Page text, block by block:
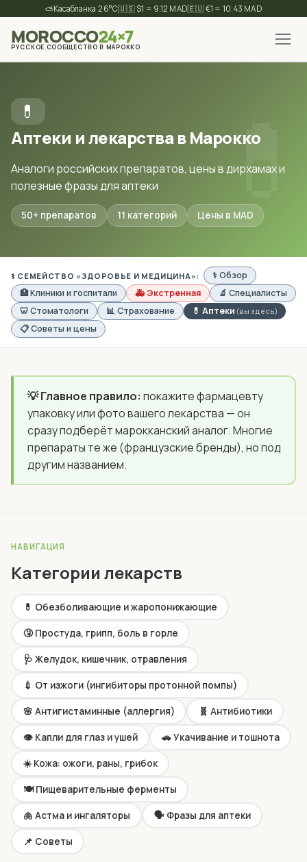
⛅ 26°C🇺🇸 $1 = 9.12 MAD🇪🇺 €1 = 10.43 MAD
MOROCCO24×7
РУССКОЕ СООБЩЕСТВО В МАРОККО
💊
Аптеки и лекарства в Марокко
Аналоги российских препаратов, цены в дирхамах и
полезные фразы для аптеки
50+ препаратов 11 категорий Цены в MAD
⚕️ СЕМЕЙСТВО «ЗДОРОВЬЕ И МЕДИЦИНА»:
⚕️ Обзор
🏥 Клиники и госпитали
🚑 Экстренная
🔬 Специалисты
🦷 Стоматологи
📊 Страхование 💊 Аптеки (вы здесь)
📋 Советы и цены
💡 Главное правило: покажите фармацевту
упаковку или фото вашего лекарства — он
сразу подберёт марокканский аналог. Многие
препараты те же (французские бренды), но под
другим названием.
НАВИГАЦИЯ
Категории лекарств
💊 Обезболивающие и жаропонижающие
🤧 Простуда, грипп, боль в горле
🩺 Желудок, кишечник, отравления
💉 От изжоги (ингибиторы протонной помпы)
🌸 Антигистаминные (аллергия) 🧬 Антибиотики
👁️ Капли для глаз и ушей 🚗 Укачивание и тошнота
☀️ Кожа: ожоги, раны, грибок
🍽️ Пищеварительные ферменты
🫁 Астма и ингаляторы 🗣️ Фразы для аптеки
📌 Советы